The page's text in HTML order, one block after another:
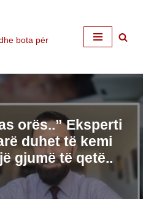
bota për
orës..” Eksperti
duhet të kemi
gjumë të qetë..